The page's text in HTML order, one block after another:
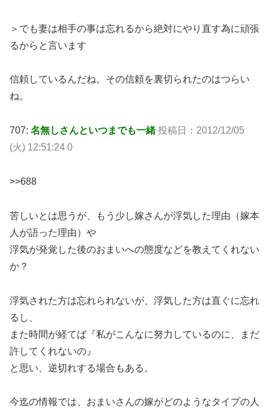
＞でも妻は相手の事は忘れるから絶対にやり直す為に頑張
るからと言います
信頼しているんだね。その信頼を裏切られたのはつらい
ね。
707: 名無しさんといつまでも一緒投稿日：2012/12/05
(火) 12:51:24 0
>>688
苦しいとは思うが、もう少し嫁さんが浮気した理由（嫁本
人が語った理由）や
浮気が発覚した後のおまいへの態度などを教えてくれない
か？
浮気された方は忘れられないが、浮気した方は直ぐに忘れ
るし、
また時間が経てば『私がこんなに努力しているのに、まだ
許してくれないの』
と思い、逆切れする場合もある。
今迄の情報では、おまいさんの嫁がどのようなタイプの人